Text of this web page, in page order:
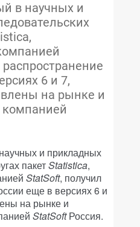
в научных и
6 и 7,
на рынке и
и прикладных
пакетStatistica,
StatSoft, получил
еще в версиях 6 и
на рынке и
StatSoftРоссия.